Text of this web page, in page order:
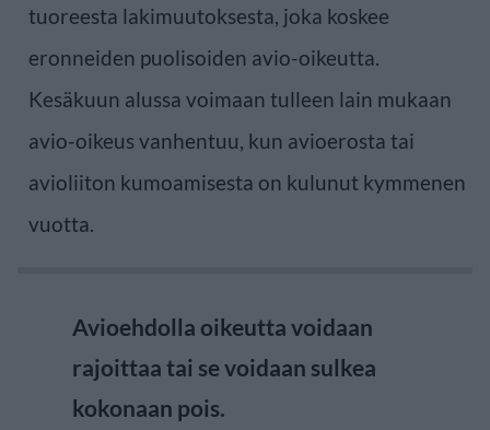
tuoreesta lakimuutoksesta, joka koskee
eronneiden puolisoiden avio-oikeutta.
Kesäkuun alussa voimaan tulleen lain mukaan
avio-oikeus vanhentuu, kun avioerosta tai
avioliiton kumoamisesta on kulunut kymmenen
vuotta.
Avioehdolla oikeutta voidaan
rajoittaa tai se voidaan sulkea
kokonaan pois.